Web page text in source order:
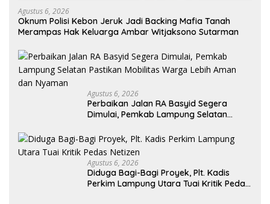
Agustus 6, 2026
Oknum Polisi Kebon Jeruk Jadi Backing Mafia Tanah
Merampas Hak Keluarga Ambar Witjaksono Sutarman
Agustus 6, 2026
Perbaikan Jalan RA Basyid Segera
Dimulai, Pemkab Lampung Selatan
dan Nyaman
Agustus 6, 2026
Diduga Bagi-Bagi Proyek, Plt. Kadis
Perkim Lampung Utara Tuai Kritik Pedas